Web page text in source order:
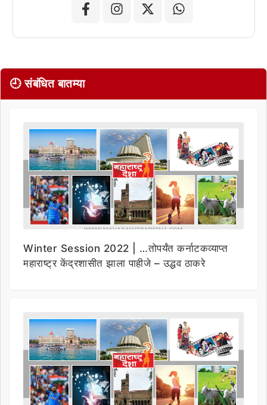
🕘 संबंधित बातम्या
Winter Session 2022 | …तोपर्यंत कर्नाटकव्याप्त
महाराष्ट्र केंद्रशासीत झाला पाहीजे – उद्धव ठाकरे